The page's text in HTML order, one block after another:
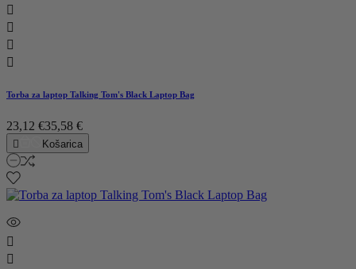




Torba za laptop Talking Tom's Black Laptop Bag
23,12 €35,58 €
 Košarica

